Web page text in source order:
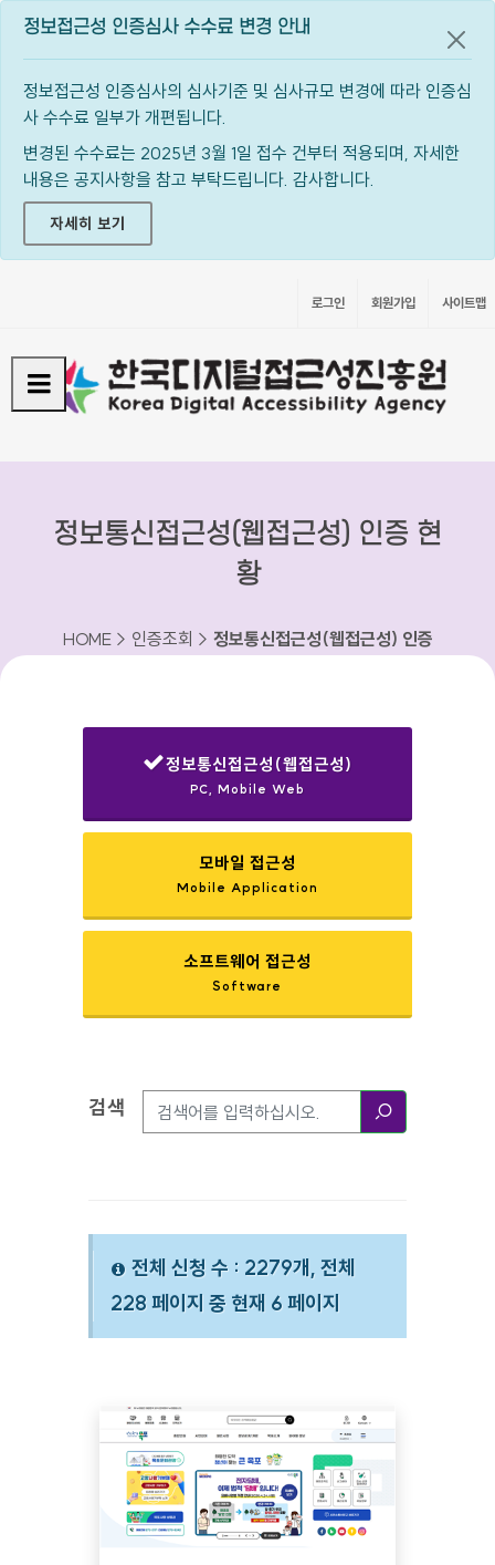
정보접근성 인증심사 수수료 변경 안내
정보접근성 인증심사의 심사기준 및 심사규모 변경에 따라 인증심
사 수수료 일부가 개편됩니다.
변경된 수수료는 2025년 3월 1일 접수 건부터 적용되며, 자세한
내용은 공지사항을 참고 부탁드립니다. 감사합니다.
자세히 보기
공지
로그인 회원가입 사이트맵
정보통신접근성(웹접근성) 인증 현
황
HOME > 인증조회 > 정보통신접근성(웹접근성) 인증
정보통신접근성(웹접근성)
PC, Mobile Web
모바일 접근성
Mobile Application
소프트웨어 접근성
Software
검색옵션
검색
전체 신청 수 : 2279개, 전체
228 페이지 중 현재 6 페이지